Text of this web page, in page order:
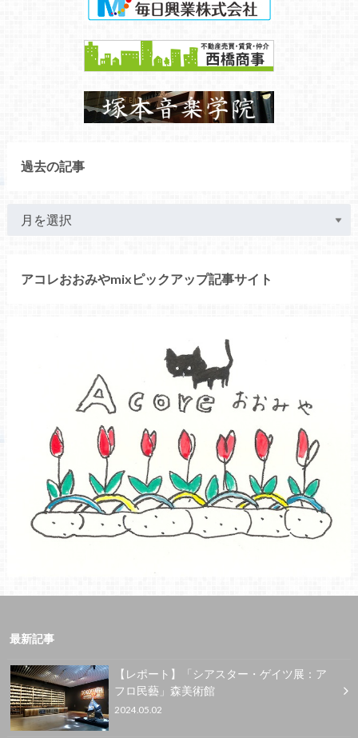
過去の記事
アコレおおみやmixピックアップ記事サイト
最新記事
【レポート】「シアスター・ゲイツ展：ア
フロ民藝」森美術館
2024.05.02